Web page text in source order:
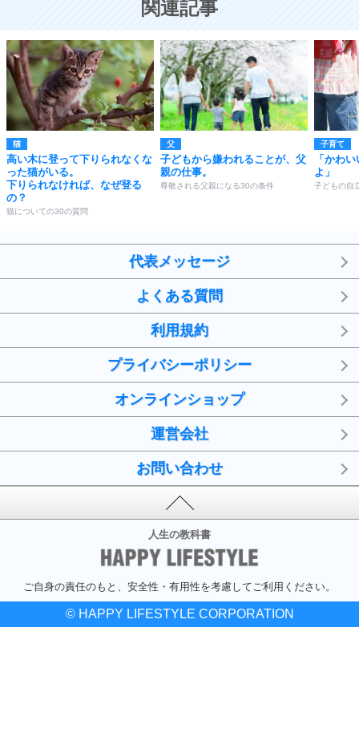
関連記事
猫
高い木に登って下りられなくな
った猫がいる。
下りられなければ、なぜ登る
の？
猫についての30の質問
父
子どもから嫌われることが、父
親の仕事。
尊敬される父親になる30の条件
子育て
「かわ
よ」
子どもの自
代表メッセージ
よくある質問
利用規約
プライバシーポリシー
オンラインショップ
運営会社
お問い合わせ
人生の教科書
ご自身の責任のもと、安全性・有用性を考慮してご利用ください。
© HAPPY LIFESTYLE CORPORATION